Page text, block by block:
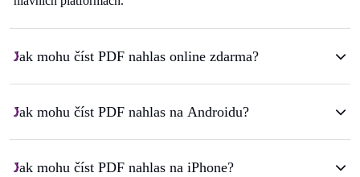
Jak mohu číst PDF nahlas online zdarma?
Jak mohu číst PDF nahlas na Androidu?
Jak mohu číst PDF nahlas na iPhone?